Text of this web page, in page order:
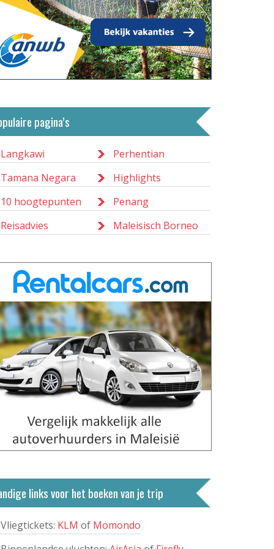
pagina’s
Langkawi
Perhentian
Tamana Negara
Highlights
10 hoogtepunten
Penang
Reisadvies
Maleisisch Borneo
links voor het boeken van je trip
Vliegtickets: KLM of Momondo